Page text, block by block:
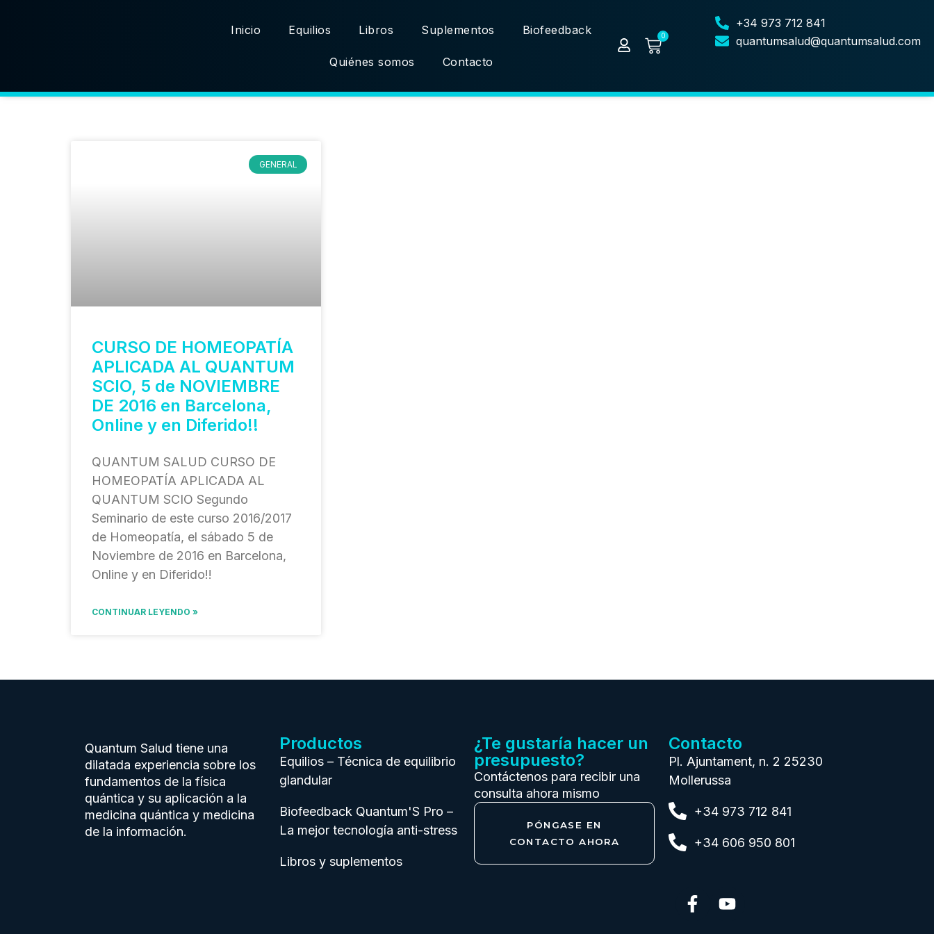
Inicio Equilios Libros Suplementos Biofeedback
Quiénes somos Contacto
0
+34 973 712 841
quantumsalud@quantumsalud.com
GENERAL
CURSO DE HOMEOPATÍA
APLICADA AL QUANTUM
SCIO, 5 de NOVIEMBRE
DE 2016 en Barcelona,
Online y en Diferido!!
QUANTUM SALUD CURSO DE
HOMEOPATÍA APLICADA AL
QUANTUM SCIO Segundo
Seminario de este curso 2016/2017
de Homeopatía, el sábado 5 de
Noviembre de 2016 en Barcelona,
Online y en Diferido!!
CONTINUAR LEYENDO »
Quantum Salud tiene una
dilatada experiencia sobre los
fundamentos de la física
quántica y su aplicación a la
medicina quántica y medicina
de la información.
Productos
Equilios – Técnica de equilibrio
glandular
Biofeedback Quantum'S Pro –
La mejor tecnología anti-stress
Libros y suplementos
¿Te gustaría hacer un
presupuesto?
Contáctenos para recibir una
consulta ahora mismo
PÓNGASE EN
CONTACTO AHORA
Contacto
Pl. Ajuntament, n. 2 25230
Mollerussa
+34 973 712 841
+34 606 950 801